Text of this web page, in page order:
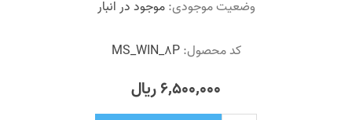
وضعیت موجودی: موجود در انبار
کد محصول: MS_WIN_8P
6٬500٬000 ریال